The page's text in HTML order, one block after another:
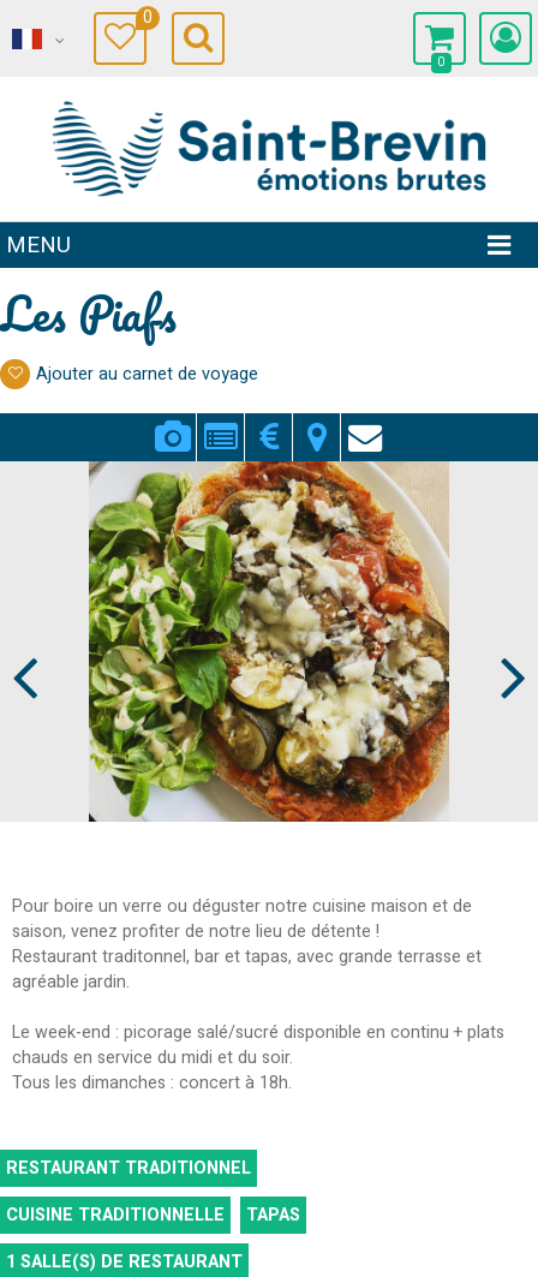
0
0
MENU
Les Piafs
Ajouter au carnet de voyage
Pour boire un verre ou déguster notre cuisine maison et de
saison, venez profiter de notre lieu de détente !
Restaurant traditonnel, bar et tapas, avec grande terrasse et
agréable jardin.
Le week-end : picorage salé/sucré disponible en continu + plats
chauds en service du midi et du soir.
Tous les dimanches : concert à 18h.
RESTAURANT TRADITIONNEL
CUISINE TRADITIONNELLE
TAPAS
1 SALLE(S) DE RESTAURANT